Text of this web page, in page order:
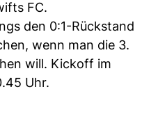
FC.
den 0:1-Rückstand
wenn man die 3.
will. Kickoff im
Uhr.